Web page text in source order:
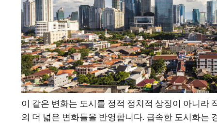
이 같은 변화는 도시를 정적 정치적 상징이 아니라
의 더 넓은 변화들을 반영합니다. 급속한 도시화는